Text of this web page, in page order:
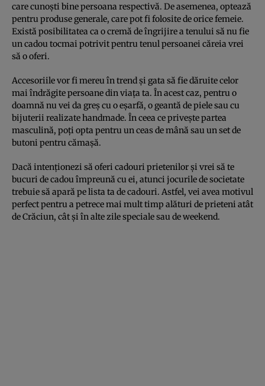
care cunoști bine persoana respectivă. De asemenea, optează
pentru produse generale, care pot fi folosite de orice femeie.
Există posibilitatea ca o cremă de îngrijire a tenului să nu fie
un cadou tocmai potrivit pentru tenul persoanei căreia vrei
să o oferi.
Accesoriile vor fi mereu în trend și gata să fie dăruite celor
mai îndrăgite persoane din viața ta. În acest caz, pentru o
doamnă nu vei da greș cu o eșarfă, o geantă de piele sau cu
bijuterii realizate handmade. În ceea ce privește partea
masculină, poți opta pentru un ceas de mână sau un set de
butoni pentru cămașă.
Dacă intenționezi să oferi cadouri prietenilor și vrei să te
bucuri de cadou împreună cu ei, atunci jocurile de societate
trebuie să apară pe lista ta de cadouri. Astfel, vei avea motivul
perfect pentru a petrece mai mult timp alături de prieteni atât
de Crăciun, cât și în alte zile speciale sau de weekend.